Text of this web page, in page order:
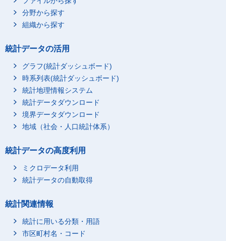
分野から探す
組織から探す
統計データの活用
グラフ(統計ダッシュボード)
時系列表(統計ダッシュボード)
統計地理情報システム
統計データダウンロード
境界データダウンロード
地域（社会・人口統計体系）
統計データの高度利用
ミクロデータ利用
統計データの自動取得
統計関連情報
統計に用いる分類・用語
市区町村名・コード